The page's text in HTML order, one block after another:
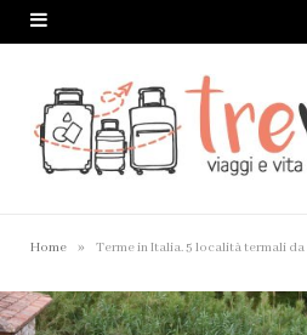
Home » Terme in Italia. 5 località termali